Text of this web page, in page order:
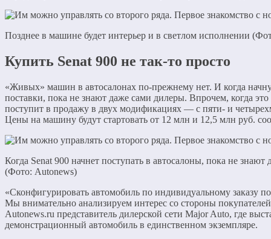
Позднее в машине будет интерьер и в светлом исполнении
Купить Senat 900 не так-то просто
«Живых» машин в автосалонах по-прежнему нет. И когда
поставки, пока не знают даже сами дилеры. Впрочем, когда это
поступит в продажу в двух модификациях — с пяти- и
Цены на машину будут стартовать от 12 млн и 12,5 млн руб.
Когда Senat 900 начнет поступать в автосалоны, пока не
(Фото: Autonews)
«Сконфигурировать автомобиль по индивидуальному заказу
Мы внимательно анализируем интерес со стороны
Autonews.ru представитель дилерской сети Major Auto, где
демонстрационный автомобиль в единственном экземпляре.